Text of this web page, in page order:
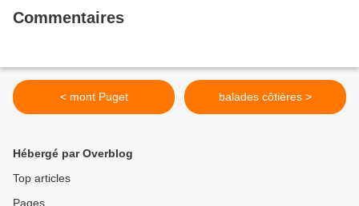
Commentaires
< mont Puget balades côtières >
Hébergé par Overblog
Top articles
Pages